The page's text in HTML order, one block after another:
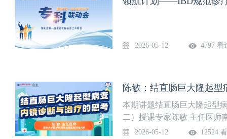
2026-05-12 4797 看
陈敏：结直肠巨大隆起
本期讲题结直肠巨大隆起型
二）授课专家陈敏 主任医师
2026-05-12 12524